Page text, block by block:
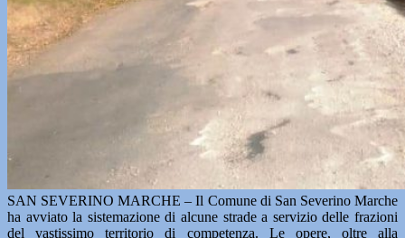
SAN SEVERINO MARCHE – Il Comune di San Severino Marche
ha avviato la sistemazione di alcune strade a servizio delle frazioni
del vastissimo territorio di competenza. Le opere, oltre alla